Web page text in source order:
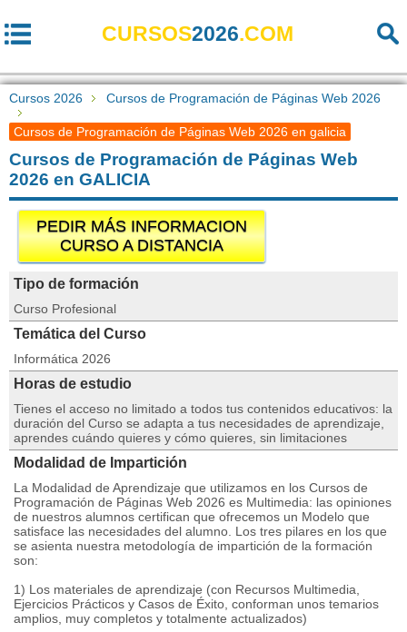
CURSOS2026.COM
Cursos 2026 Cursos de Programación de Páginas Web 2026
Cursos de Programación de Páginas Web 2026 en galicia
Cursos de Programación de Páginas Web
2026 en GALICIA
PEDIR MÁS INFORMACION
CURSO A DISTANCIA
Tipo de formación
Curso Profesional
Temática del Curso
Informática 2026
Horas de estudio
Tienes el acceso no limitado a todos tus contenidos educativos: la
duración del Curso se adapta a tus necesidades de aprendizaje,
aprendes cuándo quieres y cómo quieres, sin limitaciones
Modalidad de Impartición
La Modalidad de Aprendizaje que utilizamos en los Cursos de
Programación de Páginas Web 2026 es Multimedia: las opiniones
de nuestros alumnos certifican que ofrecemos un Modelo que
satisface las necesidades del alumno. Los tres pilares en los que
se asienta nuestra metodología de impartición de la formación
son:
1) Los materiales de aprendizaje (con Recursos Multimedia,
Ejercicios Prácticos y Casos de Éxito, conforman unos temarios
amplios, muy completos y totalmente actualizados)